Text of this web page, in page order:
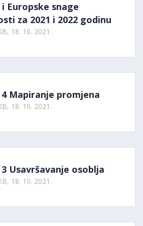
i Europske snage
za 2021 i 2022 godinu
18. 10. 2021.
Mapiranje promjena
18. 10. 2021.
Usavršavanje osoblja
18. 10. 2021.